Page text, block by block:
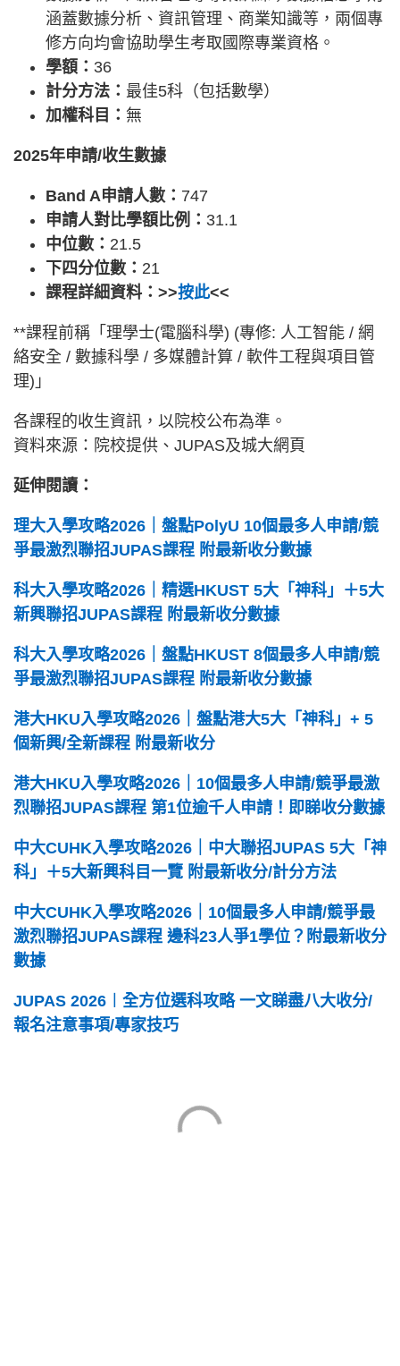
涵蓋數據分析、資訊管理、商業知識等，兩個專
修方向均會協助學生考取國際專業資格。
學額： 36
計分方法： 最佳5科（包括數學）
加權科目： 無
2025年申請/收生數據
Band A申請人數： 747
申請人對比學額比例： 31.1
中位數： 21.5
下四分位數： 21
課程詳細資料：>>按此<<
**課程前稱「理學士(電腦科學) (專修: 人工智能 / 網
絡安全 / 數據科學 / 多媒體計算 / 軟件工程與項目管
理)」
各課程的收生資訊，以院校公布為準。
資料來源：院校提供、JUPAS及城大網頁
延伸閱讀：
理大入學攻略2026｜盤點PolyU 10個最多人申請/競
爭最激烈聯招JUPAS課程 附最新收分數據
科大入學攻略2026｜精選HKUST 5大「神科」＋5大
新興聯招JUPAS課程 附最新收分數據
科大入學攻略2026｜盤點HKUST 8個最多人申請/競
爭最激烈聯招JUPAS課程 附最新收分數據
港大HKU入學攻略2026｜盤點港大5大「神科」+ 5
個新興/全新課程 附最新收分
港大HKU入學攻略2026｜10個最多人申請/競爭最激
烈聯招JUPAS課程 第1位逾千人申請！即睇收分數據
中大CUHK入學攻略2026｜中大聯招JUPAS 5大「神
科」＋5大新興科目一覽 附最新收分/計分方法
中大CUHK入學攻略2026｜10個最多人申請/競爭最
激烈聯招JUPAS課程 邊科23人爭1學位？附最新收分
數據
JUPAS 2026︱全方位選科攻略 一文睇盡八大收分/
報名注意事項/專家技巧